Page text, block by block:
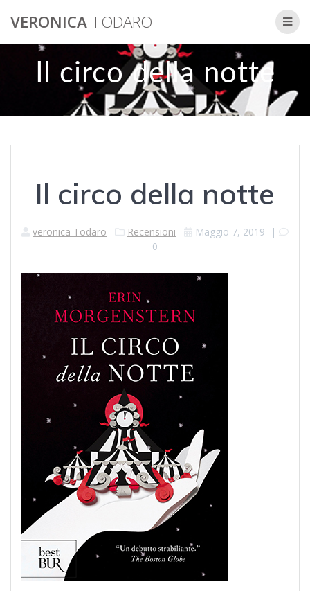
VERONICA TODARO
Il circo della notte
Il circo della notte
veronica Todaro Recensioni Maggio 7, 2019 |
0